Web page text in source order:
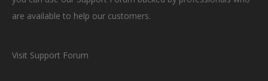
are available to help our customers.
Visit Support Forum